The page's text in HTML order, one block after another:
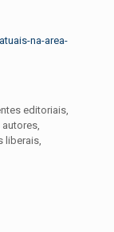
na-area-
editoriais,
liberais,